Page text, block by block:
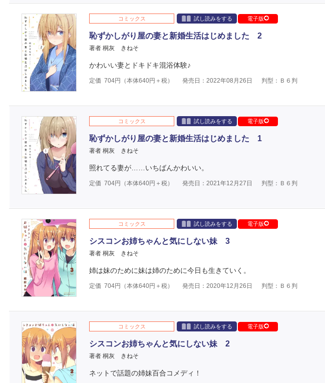
コミックス 試し読みをする 電子版
恥ずかしがり屋の妻と新婚生活はじめました 2
著者 桐灰 きねそ
かわいい妻とドキドキ混浴体験♪
定価 704円（本体640円＋税） 発売日：2022年08月26日 判型：Ｂ６判
コミックス 試し読みをする 電子版
恥ずかしがり屋の妻と新婚生活はじめました 1
著者 桐灰 きねそ
照れてる妻が……いちばんかわいい。
定価 704円（本体640円＋税） 発売日：2021年12月27日 判型：Ｂ６判
コミックス 試し読みをする 電子版
シスコンお姉ちゃんと気にしない妹 3
著者 桐灰 きねそ
姉は妹のために妹は姉のために今日も生きていく。
定価 704円（本体640円＋税） 発売日：2020年12月26日 判型：Ｂ６判
コミックス 試し読みをする 電子版
シスコンお姉ちゃんと気にしない妹 2
著者 桐灰 きねそ
ネットで話題の姉妹百合コメディ！